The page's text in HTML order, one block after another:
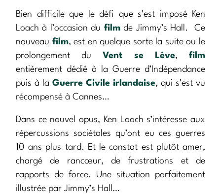
Bien difficile que le défi que s’est imposé Ken
Loach à l’occasion du filmde Jimmy’s Hall. Ce
nouveau film, est en quelque sorte la suite ou le
prolongement du Vent se Lève,film
entièrement dédié à la Guerre d’Indépendance
puis à la Guerre Civile irlandaise, qui s’est vu
récompensé à Cannes…
Dans ce nouvel opus, Ken Loach s’intéresse aux
répercussions sociétales qu’ont eu ces guerres
10 ans plus tard. Et le constat est plutôt amer,
chargé de rancœur, de frustrations et de
rapports de force. Une situation parfaitement
illustrée par Jimmy’s Hall…